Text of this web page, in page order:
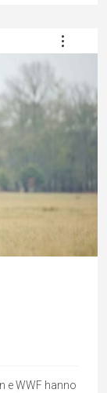
e WWF hanno